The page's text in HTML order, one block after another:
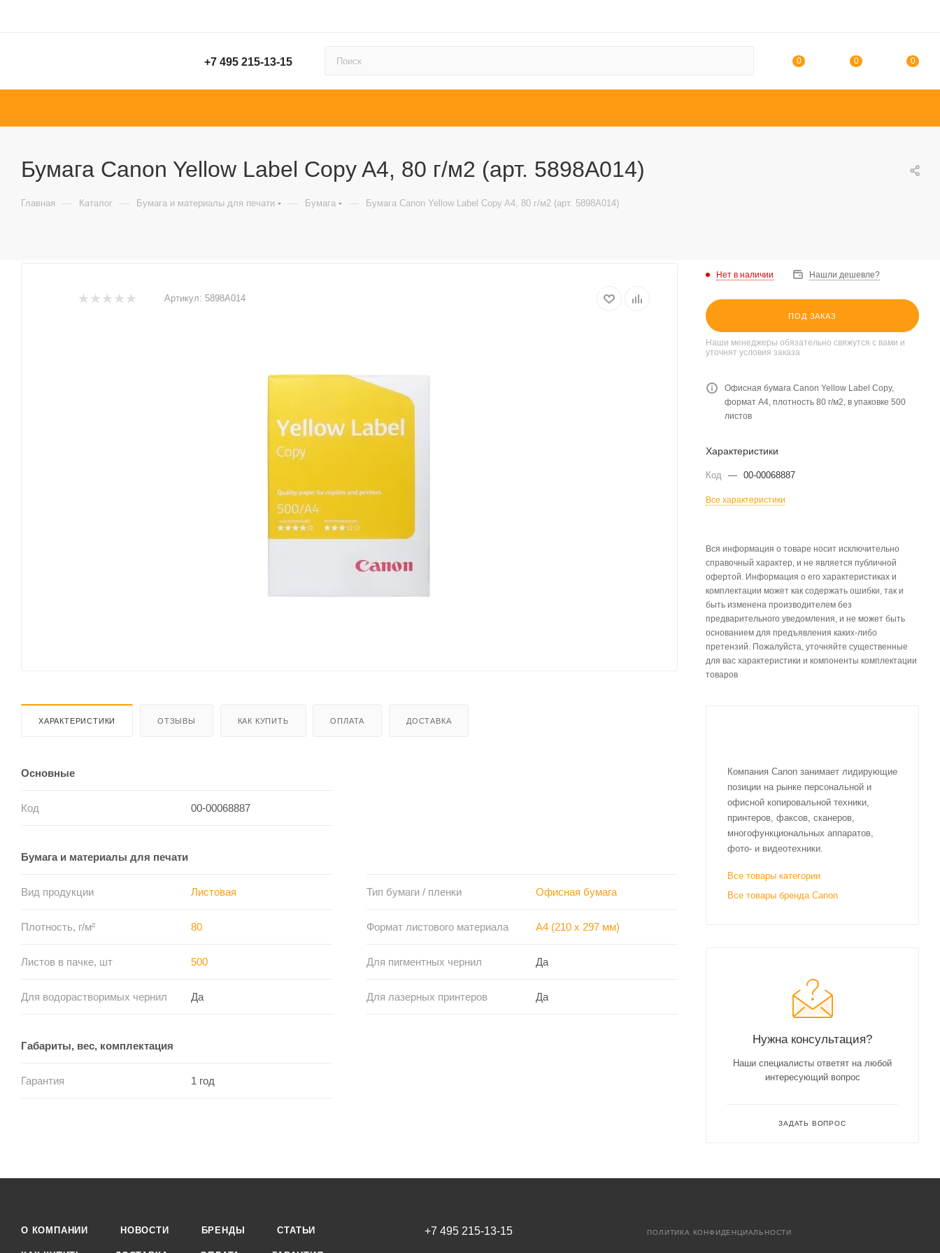
+7 495 215-13-15 0 0 0
Бумага Canon Yellow Label Copy A4, 80 г/м2 (арт. 5898A014)
Главная — Каталог — Бумага и материалы для печати — Бумага — Бумага Canon Yellow Label Copy A4, 80 г/м2 (арт. 5898A014)
Артикул: 5898A014
ХАРАКТЕРИСТИКИ ОТЗЫВЫ КАК КУПИТЬ ОПЛАТА ДОСТАВКА
Основные
Код 00-00068887
Бумага и материалы для печати
Вид продукции Листовая Тип бумаги / пленки Офисная бумага
Плотность, г/м² 80 Формат листового материала A4 (210 x 297 мм)
Листов в пачке, шт 500 Для пигментных чернил Да
Для водорастворимых чернил Да Для лазерных принтеров Да
Габариты, вес, комплектация
Гарантия 1 год
Нет в наличии Нашли дешевле?
ПОД ЗАКАЗ
Наши менеджеры обязательно свяжутся с вами и
уточнят условия заказа
Офисная бумага Canon Yellow Label Copy,
формат A4, плотность 80 г/м2, в упаковке 500
листов
Характеристики
Код — 00-00068887
Все характеристики
Вся информация о товаре носит исключительно
справочный характер, и не является публичной
офертой. Информация о его характеристиках и
комплектации может как содержать ошибки, так и
быть изменена производителем без
предварительного уведомления, и не может быть
основанием для предъявления каких-либо
претензий. Пожалуйста, уточняйте существенные
для вас характеристики и компоненты комплектации
товаров
Компания Canon занимает лидирующие
позиции на рынке персональной и
офисной копировальной техники,
принтеров, факсов, сканеров,
многофункциональных аппаратов,
фото- и видеотехники.
Все товары категории
Все товары бренда Canon
Нужна консультация?
Наши специалисты ответят на любой
интересующий вопрос
ЗАДАТЬ ВОПРОС
О КОМПАНИИ НОВОСТИ БРЕНДЫ СТАТЬИ +7 495 215-13-15 ПОЛИТИКА КОНФИДЕНЦИАЛЬНОСТИ